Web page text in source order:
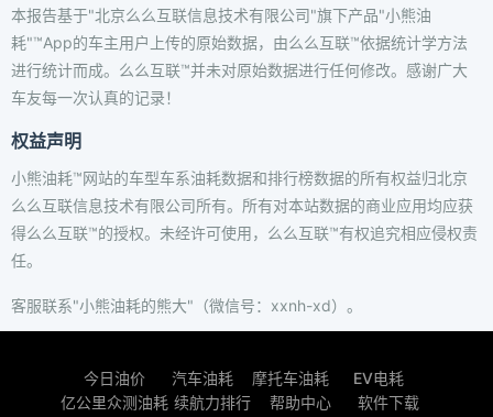
本报告基于"北京么么互联信息技术有限公司"旗下产品"小熊油
耗"™App的车主用户上传的原始数据，由么么互联™依据统计学方法
进行统计而成。么么互联™并未对原始数据进行任何修改。感谢广大
车友每一次认真的记录！
权益声明
小熊油耗™网站的车型车系油耗数据和排行榜数据的所有权益归北京
么么互联信息技术有限公司所有。所有对本站数据的商业应用均应获
得么么互联™的授权。未经许可使用，么么互联™有权追究相应侵权责
任。
客服联系"小熊油耗的熊大"（微信号：xxnh-xd）。
今日油价 汽车油耗 摩托车油耗
EV电耗
亿公里众测油耗 续航力排行 帮助中心 软件下载